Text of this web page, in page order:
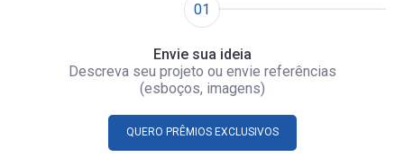
01
Envie sua ideia
Descreva seu projeto ou envie referências
(esboços, imagens)
QUERO PRÊMIOS EXCLUSIVOS